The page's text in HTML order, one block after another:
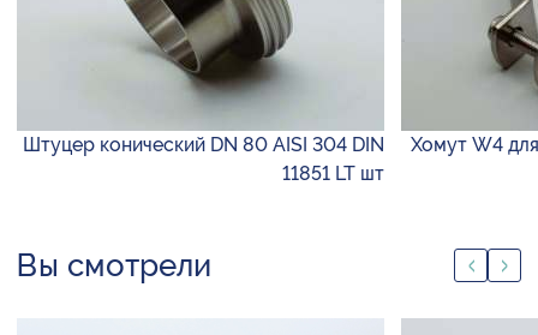
Штуцер конический DN 80 AISI 304 DIN
11851 LT шт
Хомут W4
Вы смотрели